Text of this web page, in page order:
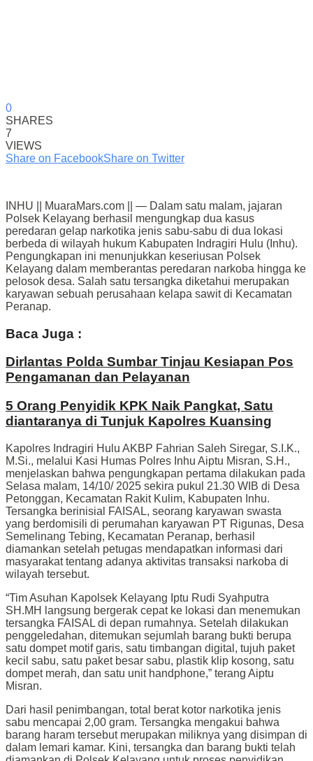
0
SHARES
7
VIEWS
Share on FacebookShare on Twitter
INHU || MuaraMars.com || — Dalam satu malam, jajaran
Polsek Kelayang berhasil mengungkap dua kasus
peredaran gelap narkotika jenis sabu-sabu di dua lokasi
berbeda di wilayah hukum Kabupaten Indragiri Hulu (Inhu).
Pengungkapan ini menunjukkan keseriusan Polsek
Kelayang dalam memberantas peredaran narkoba hingga ke
pelosok desa. Salah satu tersangka diketahui merupakan
karyawan sebuah perusahaan kelapa sawit di Kecamatan
Peranap.
Baca Juga :
Dirlantas Polda Sumbar Tinjau Kesiapan Pos
Pengamanan dan Pelayanan
5 Orang Penyidik KPK Naik Pangkat, Satu
diantaranya di Tunjuk Kapolres Kuansing
Kapolres Indragiri Hulu AKBP Fahrian Saleh Siregar, S.I.K.,
M.Si., melalui Kasi Humas Polres Inhu Aiptu Misran, S.H.,
menjelaskan bahwa pengungkapan pertama dilakukan pada
Selasa malam, 14/10/ 2025 sekira pukul 21.30 WIB di Desa
Petonggan, Kecamatan Rakit Kulim, Kabupaten Inhu.
Tersangka berinisial FAISAL, seorang karyawan swasta
yang berdomisili di perumahan karyawan PT Rigunas, Desa
Semelinang Tebing, Kecamatan Peranap, berhasil
diamankan setelah petugas mendapatkan informasi dari
masyarakat tentang adanya aktivitas transaksi narkoba di
wilayah tersebut.
“Tim Asuhan Kapolsek Kelayang Iptu Rudi Syahputra
SH.MH langsung bergerak cepat ke lokasi dan menemukan
tersangka FAISAL di depan rumahnya. Setelah dilakukan
penggeledahan, ditemukan sejumlah barang bukti berupa
satu dompet motif garis, satu timbangan digital, tujuh paket
kecil sabu, satu paket besar sabu, plastik klip kosong, satu
dompet merah, dan satu unit handphone,” terang Aiptu
Misran.
Dari hasil penimbangan, total berat kotor narkotika jenis
sabu mencapai 2,00 gram. Tersangka mengakui bahwa
barang haram tersebut merupakan miliknya yang disimpan di
dalam lemari kamar. Kini, tersangka dan barang bukti telah